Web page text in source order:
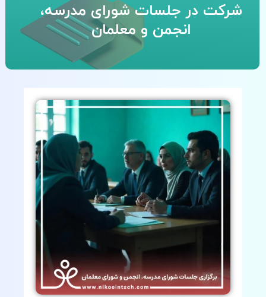
شرکت در جلسات شورای مدرسه،
انجمن و معلمان